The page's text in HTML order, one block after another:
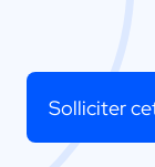
Solliciter